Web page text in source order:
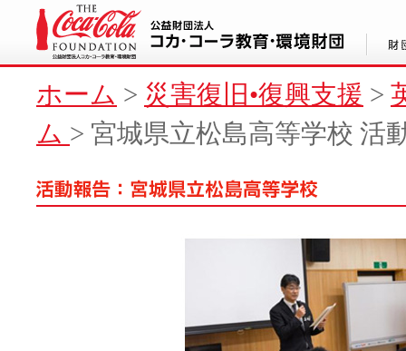
ホーム > 災害復旧•復興支援 >
ム > 宮城県立松島高等学校 活